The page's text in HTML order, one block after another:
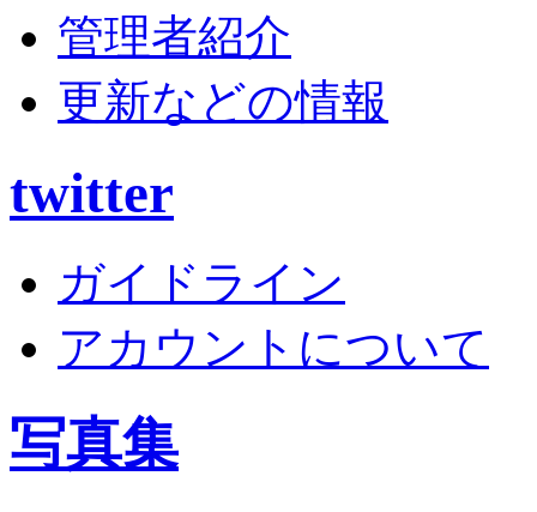
管理者紹介
更新などの情報
twitter
ガイドライン
アカウントについて
写真集